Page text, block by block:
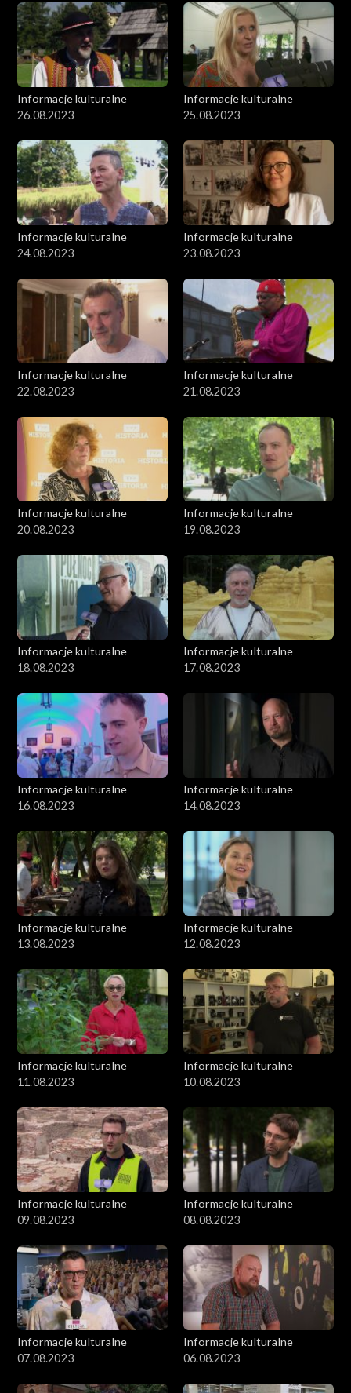
Informacje kulturalne
26.08.2023
Informacje kulturalne
25.08.2023
Informacje kulturalne
24.08.2023
Informacje kulturalne
23.08.2023
Informacje kulturalne
22.08.2023
Informacje kulturalne
21.08.2023
Informacje kulturalne
20.08.2023
Informacje kulturalne
19.08.2023
Informacje kulturalne
18.08.2023
Informacje kulturalne
17.08.2023
Informacje kulturalne
16.08.2023
Informacje kulturalne
14.08.2023
Informacje kulturalne
13.08.2023
Informacje kulturalne
12.08.2023
Informacje kulturalne
11.08.2023
Informacje kulturalne
10.08.2023
Informacje kulturalne
09.08.2023
Informacje kulturalne
08.08.2023
Informacje kulturalne
07.08.2023
Informacje kulturalne
06.08.2023